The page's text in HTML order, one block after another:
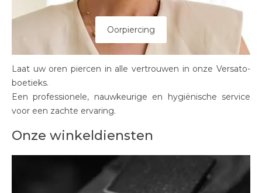
Oorpiercing
Laat uw oren piercen in alle vertrouwen in onze Versato-
boetieks.
Een professionele, nauwkeurige en hygiënische service
voor een zachte ervaring.
Onze winkeldiensten